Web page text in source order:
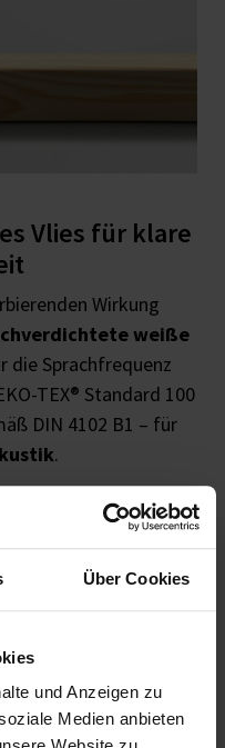
Über Cookies
und Anzeigen zu
Medien anbieten
Vlies für klare
Wirkung
weiße
die Sprachfrequenz
TEX® Standard 100
DIN 4102 B1 – für
.